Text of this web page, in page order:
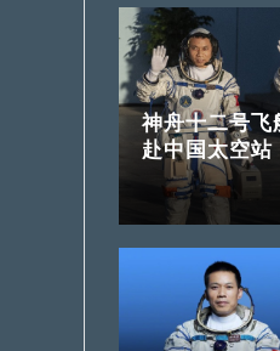
神舟十二号飞
赴中国太空站